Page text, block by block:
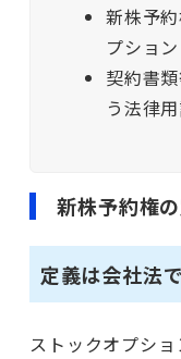
新株予
プショ
契約書
う法律
新株予約権
定義は会社法
ストックオプシ